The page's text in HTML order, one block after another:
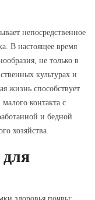
непосредственное
В настоящее время
не только в
культурах и
жизнь способствует
контакта с
и бедной
хозяйства.